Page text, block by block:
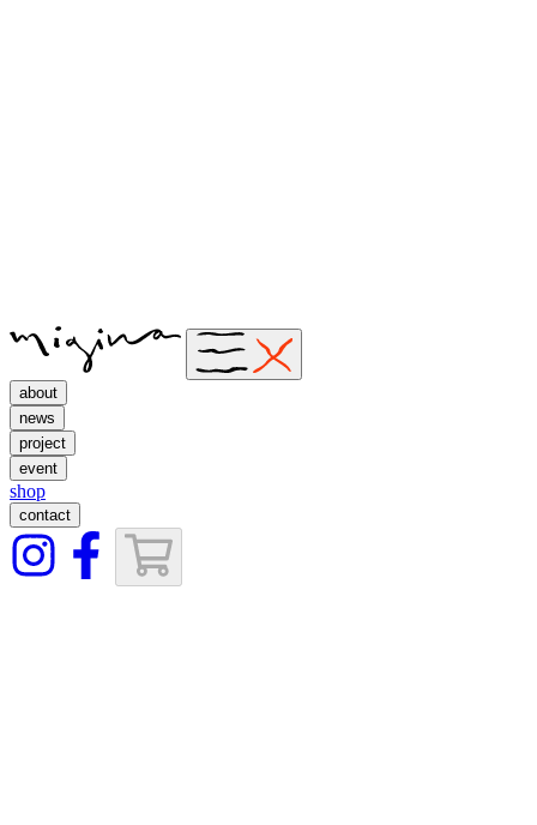
about
news
project
event
shop
contact